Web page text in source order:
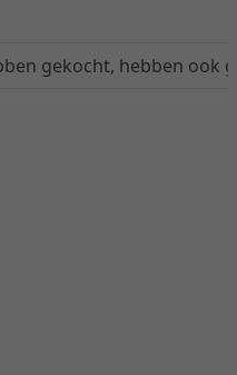
gekocht, hebben ook